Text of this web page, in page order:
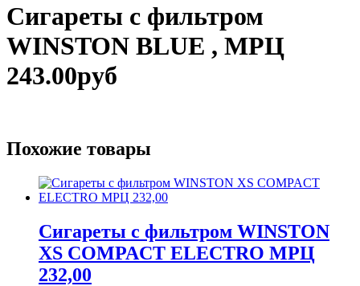
Сигареты с фильтром
WINSTON BLUE , МРЦ
243.00руб
Похожие товары
Сигареты с фильтром WINSTON
XS COMPACT ELECTRO МРЦ
232,00